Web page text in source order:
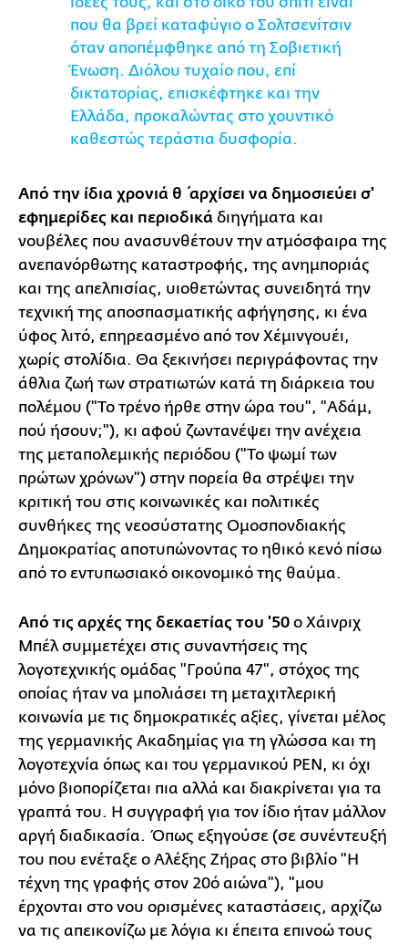
που θα βρεί καταφύγιο ο Σολτσενίτσιν
όταν αποπέμφθηκε από τη Σοβιετική
Ένωση. Διόλου τυχαίο που, επί
δικτατορίας, επισκέφτηκε και την
Ελλάδα, προκαλώντας στο χουντικό
καθεστώς τεράστια δυσφορία.
Από την ίδια χρονιά θ΄αρχίσει να δημοσιεύει σ'
εφημερίδες και περιοδικά διηγήματα και
νουβέλες που ανασυνθέτουν την ατμόσφαιρα της
ανεπανόρθωτης καταστροφής, της ανημποριάς
και της απελπισίας, υιοθετώντας συνειδητά την
τεχνική της αποσπασματικής αφήγησης, κι ένα
ύφος λιτό, επηρεασμένο από τον Χέμινγουέι,
χωρίς στολίδια. Θα ξεκινήσει περιγράφοντας την
άθλια ζωή των στρατιωτών κατά τη διάρκεια του
πολέμου ("Το τρένο ήρθε στην ώρα του", "Αδάμ,
πού ήσουν;"), κι αφού ζωντανέψει την ανέχεια
της μεταπολεμικής περιόδου ("Το ψωμί των
πρώτων χρόνων") στην πορεία θα στρέψει την
κριτική του στις κοινωνικές και πολιτικές
συνθήκες της νεοσύστατης Ομοσπονδιακής
Δημοκρατίας αποτυπώνοντας το ηθικό κενό πίσω
από το εντυπωσιακό οικονομικό της θαύμα.
Από τις αρχές της δεκαετίας του '50 ο Χάινριχ
Μπέλ συμμετέχει στις συναντήσεις της
λογοτεχνικής ομάδας "Γρούπα 47", στόχος της
οποίας ήταν να μπολιάσει τη μεταχιτλερική
κοινωνία με τις δημοκρατικές αξίες, γίνεται μέλος
της γερμανικής Ακαδημίας για τη γλώσσα και τη
λογοτεχνία όπως και του γερμανικού PEN, κι όχι
μόνο βιοπορίζεται πια αλλά και διακρίνεται για τα
γραπτά του. Η συγγραφή για τον ίδιο ήταν μάλλον
αργή διαδικασία. Όπως εξηγούσε (σε συνέντευξή
του που ενέταξε ο Αλέξης Ζήρας στο βιβλίο "Η
τέχνη της γραφής στον 20ό αιώνα"), "μου
έρχονται στο νου ορισμένες καταστάσεις, αρχίζω
να τις απεικονίζω με λόγια κι έπειτα επινοώ τους